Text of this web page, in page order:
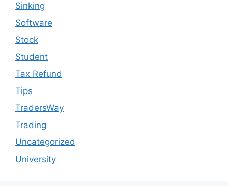
Sinking
Software
Stock
Student
Tax Refund
Tips
TradersWay
Trading
Uncategorized
University